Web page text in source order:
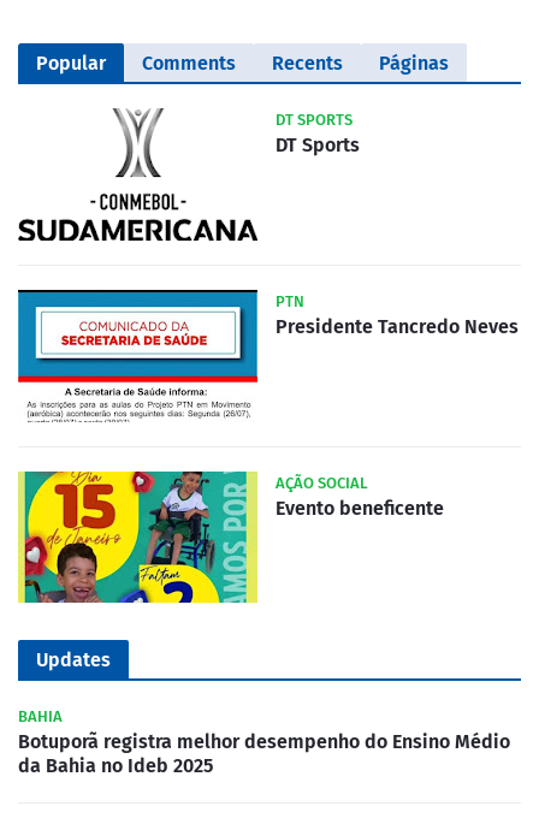
Popular Comments Recents Páginas
DT SPORTS
DT Sports
PTN
Presidente Tancredo Neves
AÇÃO SOCIAL
Evento beneficente
Updates
BAHIA
Botuporã registra melhor desempenho do Ensino Médio
da Bahia no Ideb 2025